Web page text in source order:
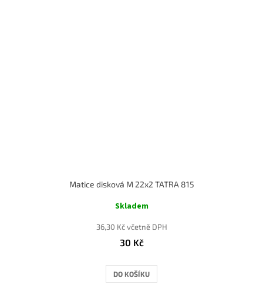
Matice disková M 22x2 TATRA 815
Skladem
36,30 Kč včetně DPH
30 Kč
DO KOŠÍKU